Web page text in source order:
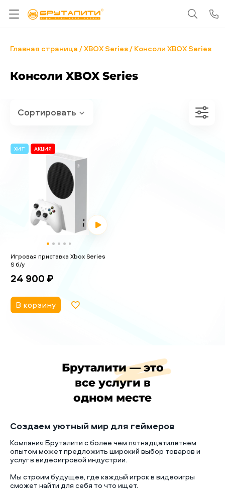
Главная страница XBOX Series Консоли XBOX Series
Консоли XBOX Series
ХИТ АКЦИЯ
Игровая приставка Xbox Series
S б/у
24 900 ₽
В корзину
Бруталити — это
все услуги в
одном месте
Создаем уютный мир для геймеров
Компания Бруталити с более чем пятнадцатилетнем
опытом может предложить широкий выбор товаров и
услуг в видеоигровой индустрии.
Мы строим будущее, где каждый игрок в видеоигры
сможет найти для себя то что ищет.